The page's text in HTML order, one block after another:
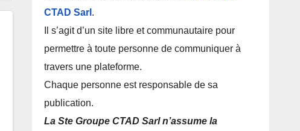
CTAD Sarl .
Il s’agit d’un site libre et communautaire pour
permettre à toute personne de communiquer à
travers une plateforme.
Chaque personne est responsable de sa
publication.
La Ste Groupe CTAD Sarl n’assume la